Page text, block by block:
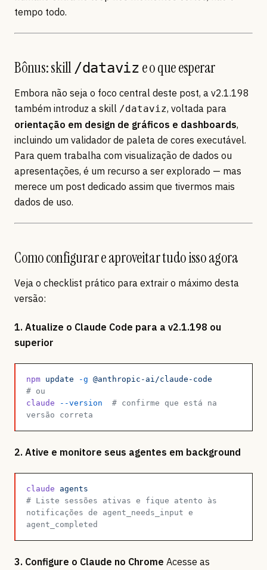
tempo todo.
Bônus: skill /dataviz e o que esperar
Embora não seja o foco central deste post, a v2.1.198
também introduz a skill /dataviz, voltada para
orientação em design de gráficos e dashboards,
incluindo um validador de paleta de cores executável.
Para quem trabalha com visualização de dados ou
apresentações, é um recurso a ser explorado — mas
merece um post dedicado assim que tivermos mais
dados de uso.
Como configurar e aproveitar tudo isso agora
Veja o checklist prático para extrair o máximo desta
versão:
1. Atualize o Claude Code para a v2.1.198 ou
superior
npm update -g @anthropic-ai/claude-code
# ou
claude --version
  # confirme que está na
versão correta
2. Ative e monitore seus agentes em background
claude agents
# Liste sessões ativas e fique atento às
notificações de agent_needs_input e
agent_completed
3. Configure o Claude no Chrome Acesse as